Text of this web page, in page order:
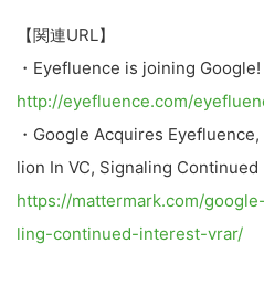
【関連URL】
・Eyefluence is joining Google!
http://eyefluence.com/
・Google Acquires
lion In VC, Signaling Continued
https://mattermark.com/
ling-continued-interest-vrar/